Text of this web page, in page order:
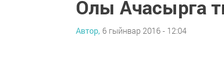
Олы Ачасырга
Автор, 6 гыйнвар 2016 - 12:04